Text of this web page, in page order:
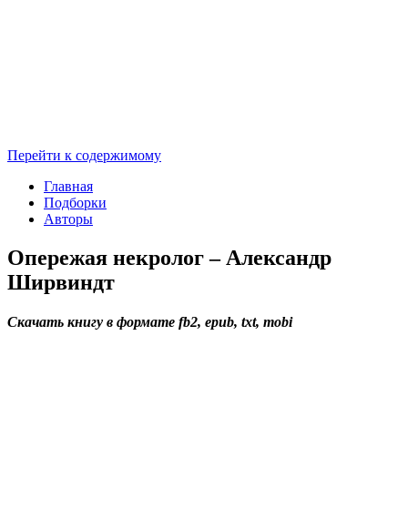
Перейти к содержимому
Главная
Подборки
Авторы
Опережая некролог – Александр
Ширвиндт
Скачать книгу в формате fb2, epub, txt, mobi